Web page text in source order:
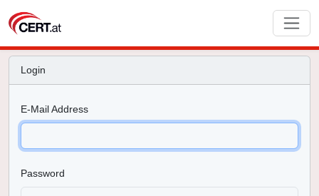
Login
E-Mail Address
Password